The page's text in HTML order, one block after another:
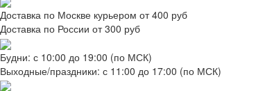
Доставка по Москве курьером от 400 руб
Доставка по России от 300 руб
Будни: с 10:00 до 19:00 (по МСК)
Выходные/праздники: с 11:00 до 17:00 (по МСК)